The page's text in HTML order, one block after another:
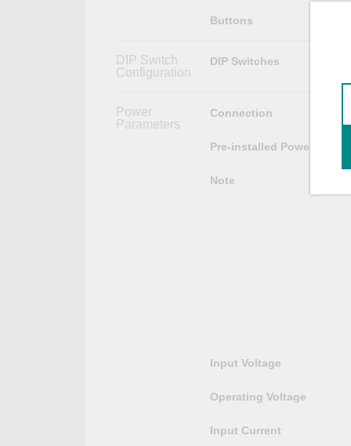
Buttons
DIP Switch
Configuration
DIP Switches
Power
Parameters
Connection
Pre-installed Power Module
Note
Input Voltage
Operating Voltage
Input Current